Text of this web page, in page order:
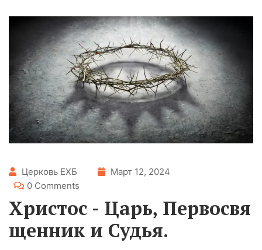
Церковь ЕХБ
Март 12, 2024
0 Comments
Христос - Царь, Первосвя
щенник и Судья.